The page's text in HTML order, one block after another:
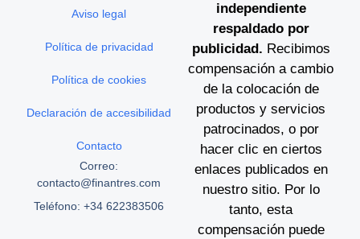
independiente
respaldado por
publicidad. Recibimos
compensación a cambio
de la colocación de
productos y servicios
patrocinados, o por
hacer clic en ciertos
enlaces publicados en
nuestro sitio. Por lo
tanto, esta
compensación puede
Aviso legal
Política de privacidad
Política de cookies
Declaración de accesibilidad
Contacto
Correo:
contacto@finantres.com
Teléfono: +34 622383506